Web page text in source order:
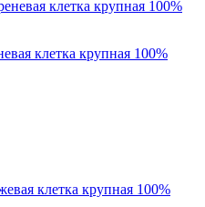
клетка крупная 100%